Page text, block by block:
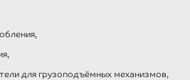
для грузоподъёмных механизмов,